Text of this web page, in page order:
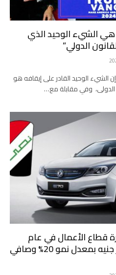
الشيء الوحيد الذي
الدولي”
الشيء الوحيد القادر على إيقافه هو
وفي مقابلة مع…
قطاع الأعمال في عام
2025 .. الإيرادات 126 مليار جنيه بمعدل نمو 20% وصافي